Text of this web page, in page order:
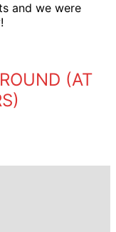
and we were
(AT